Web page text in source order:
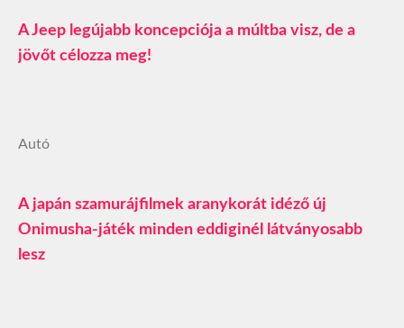
A Jeep legújabb koncepciója a múltba visz, de a
jövőt célozza meg!
Autó
A japán szamurájfilmek aranykorát idéző új
Onimusha-játék minden eddiginél látványosabb
lesz